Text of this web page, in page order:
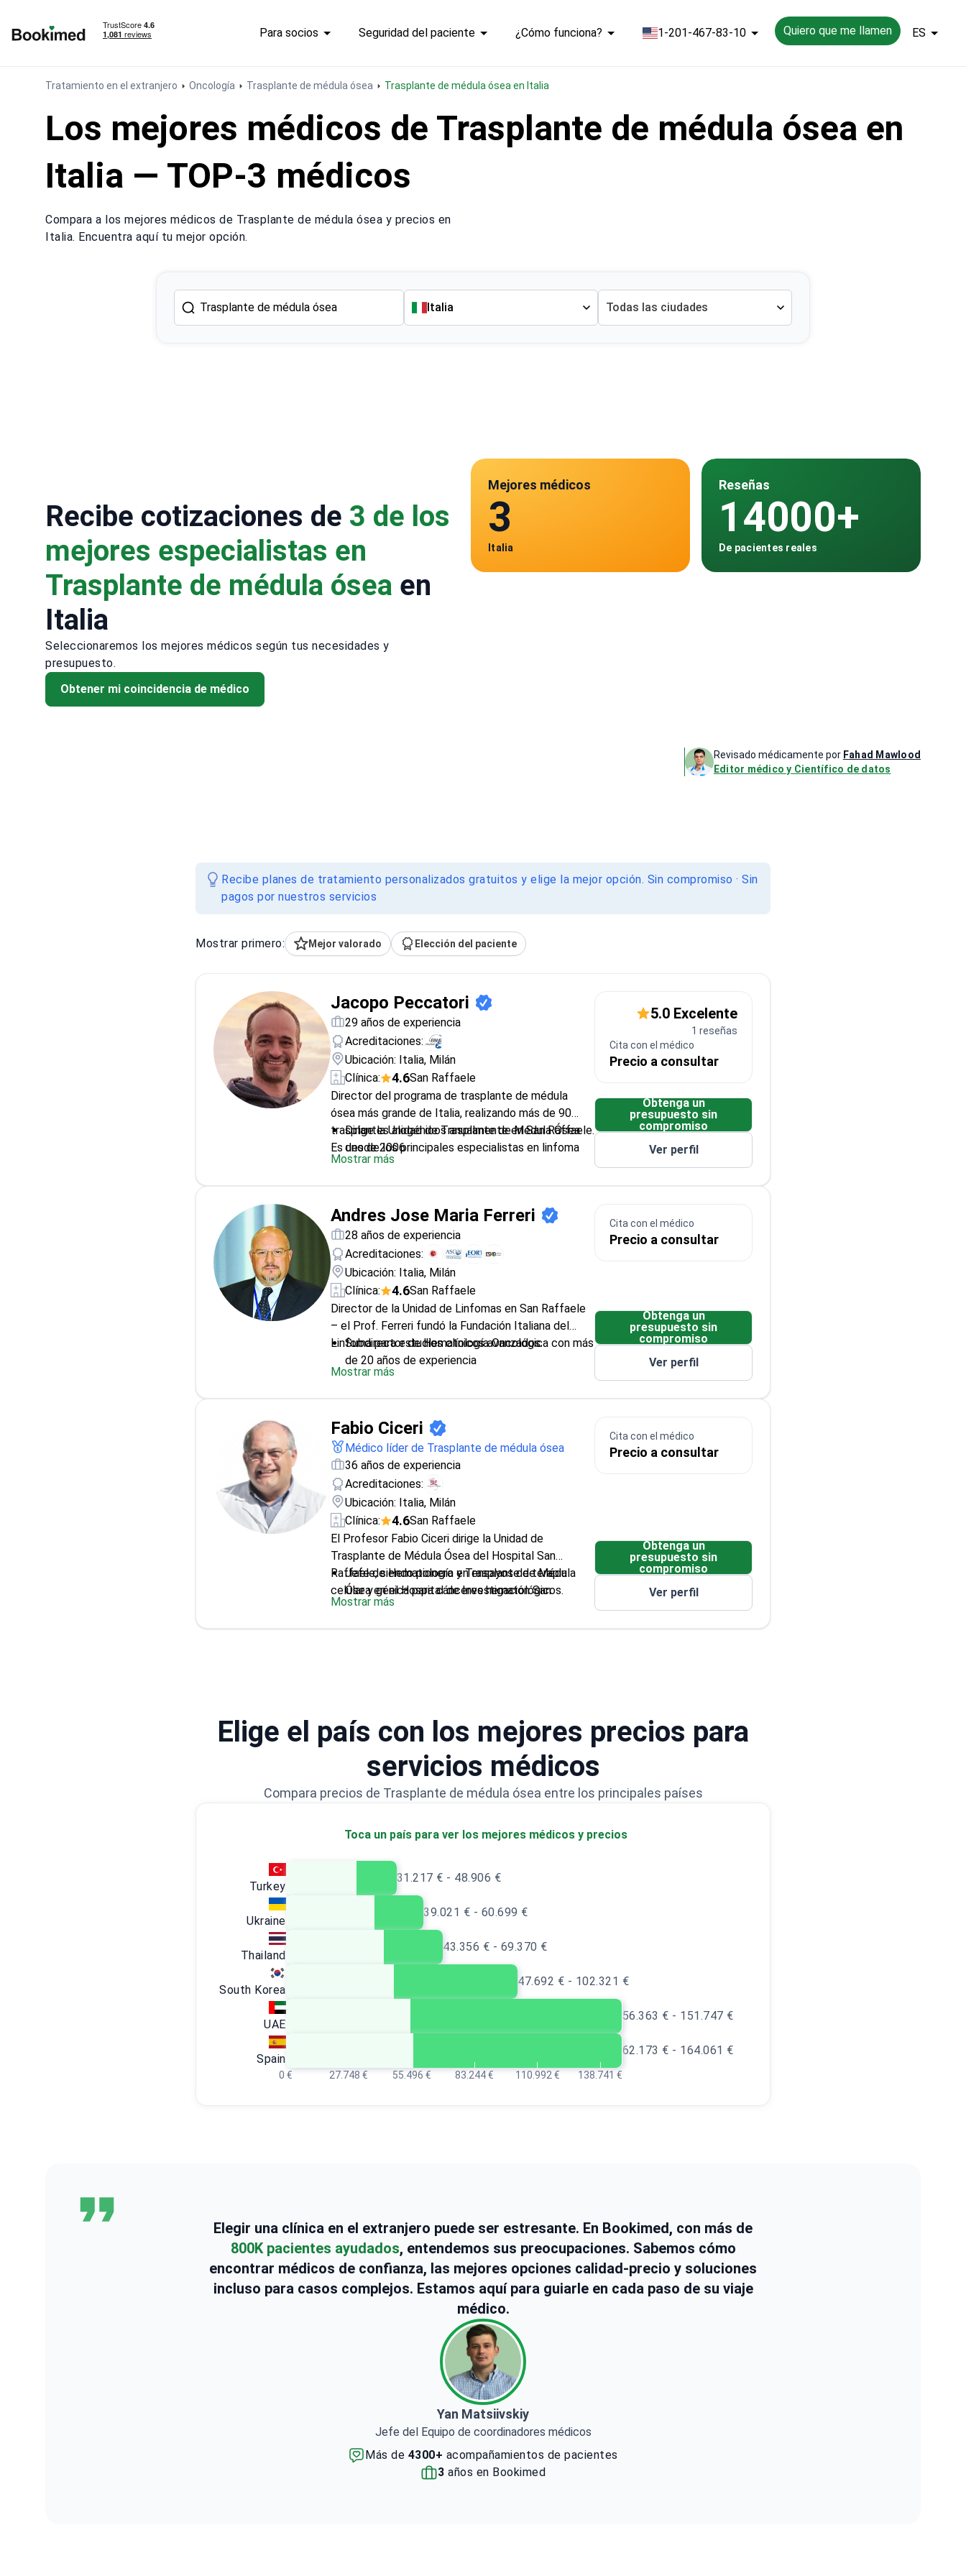
Para socios Seguridad del paciente ¿Cómo funciona? 1-201-467-83-10 Quiero que me llamen ES
Tratamiento en el extranjero Oncología Trasplante de médula ósea Trasplante de médula ósea en Italia
Los mejores médicos de Trasplante de médula ósea en
Italia — TOP-3 médicos
Compara a los mejores médicos de Trasplante de médula ósea y precios en
Italia. Encuentra aquí tu mejor opción.
Italia Todas las ciudades
Recibe cotizaciones de 3 de los
mejores especialistas en
Trasplante de médula ósea en
Italia
Seleccionaremos los mejores médicos según tus necesidades y
presupuesto.
Obtener mi coincidencia de médico
Revisado médicamente por Fahad Mawlood
Editor médico y Científico de datos
Mejores médicos
3
Italia
Reseñas
14000+
De pacientes reales
Elige el país con los mejores precios para
servicios médicos
Compara precios de Trasplante de médula ósea entre los principales países
Toca un país para ver los mejores médicos y precios
Turkey
Ukraine
Thailand
South Korea
UAE
Spain
31.217 € - 48.906 €
39.021 € - 60.699 €
43.356 € - 69.370 €
47.692 € - 102.321 €
56.363 € - 151.747 €
62.173 € - 164.061 €
0 € 27.748 € 55.496 € 83.244 € 110.992 € 138.741 €
Recibe planes de tratamiento personalizados gratuitos y elige la mejor opción. Sin compromiso · Sin
pagos por nuestros servicios
Mostrar primero: Mejor valorado Elección del paciente
Jacopo Peccatori
29 años de experiencia
Acreditaciones:
Ubicación: Italia, Milán
Clínica:
4.6San Raffaele
Director del programa de trasplante de médula
ósea más grande de Italia, realizando más de 90
trasplantes alogénicos anualmente en San Raffaele.
Es uno de los principales especialistas en linfoma
del país.
Dirige la Unidad de Trasplante de Médula Ósea
desde 2006
Especializado en hematología y medicina interna
por la Universidad de Milán
trasplantes y cánceres de la sangre
Miembro de la Sociedad Europea de Trasplante
de Sangre y Médula Ósea
Mostrar más
5.0 Excelente
1 reseñas
Cita con el médico
Precio a consultar
Obtenga un
presupuesto sin
compromiso
Ver perfil
Andres Jose Maria Ferreri
28 años de experiencia
Acreditaciones:
Ubicación: Italia, Milán
Clínica:
4.6San Raffaele
Director de la Unidad de Linfomas en San Raffaele
– el Prof. Ferreri fundó la Fundación Italiana del
Linfoma para estudios clínicos avanzados.
Subdirector de Hematología Oncológica con más
de 20 años de experiencia
Autor de más de 300 artículos sobre el
tratamiento del linfoma
Hodgkin
Miembro de la Asociación Europea de
Hematología y de la Sociedad Americana de
Hematología
Mostrar más
Cita con el médico
Precio a consultar
Obtenga un
presupuesto sin
compromiso
Ver perfil
Fabio Ciceri
Médico líder de Trasplante de médula ósea
36 años de experiencia
Acreditaciones:
Ubicación: Italia, Milán
Clínica:
4.6San Raffaele
El Profesor Fabio Ciceri dirige la Unidad de
Trasplante de Médula Ósea del Hospital San
Raffaele, siendo pionero en ensayos de terapia
celular y génica para cánceres hematológicos.
Jefe de Hematología y Trasplante de Médula
Ósea en el Hospital de Investigación San
Raffaele
Marrow Transplantation Group)
Mostrar más
Cita con el médico
Precio a consultar
Obtenga un
presupuesto sin
compromiso
Ver perfil
Elegir una clínica en el extranjero puede ser estresante. En Bookimed, con más de
800K pacientes ayudados, entendemos sus preocupaciones. Sabemos cómo
encontrar médicos de confianza, las mejores opciones calidad-precio y soluciones
incluso para casos complejos. Estamos aquí para guiarle en cada paso de su viaje
médico.
Yan Matsiivskiy
Jefe del Equipo de coordinadores médicos
Más de 4300+ acompañamientos de pacientes
3 años en Bookimed